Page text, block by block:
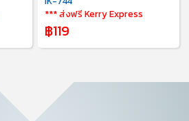
*** ส่งฟรี Kerry Express
฿119